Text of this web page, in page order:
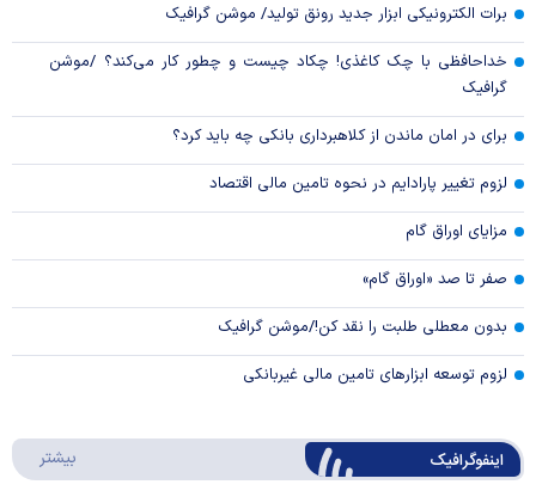
برات الکترونیکی ابزار جدید رونق تولید/ موشن گرافیک
خداحافظی با چک کاغذی! چکاد چیست و چطور کار می‌کند؟ /موشن
گرافیک
برای در امان ماندن از کلاهبرداری بانکی چه باید کرد؟
لزوم تغییر پارادایم در نحوه تامین مالی اقتصاد
مزایای اوراق گام
صفر تا صد «اوراق گام»
بدون معطلی طلبت را نقد کن!/موشن گرافیک
لزوم توسعه ابزارهای تامین مالی غیربانکی
اینفوگرافیک بیشتر